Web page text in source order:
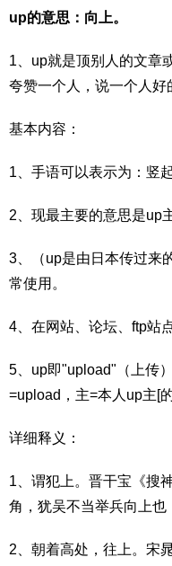
up的意思：向上。
1、up就是顶别人的文章
夸赞一个人，说一个人好
基本内容：
1、手语可以表示为：竖
2、现最主要的意思是up
3、（up是由日本传过来
常使用。
4、在网站、论坛、ftp站
5、up即"upload"（上传
=upload，主=本人up主[
详细释义：
1、谓犯上。晋干宝《搜
角，犹吴不当举兵向上也
2、朝着高处，往上。宋